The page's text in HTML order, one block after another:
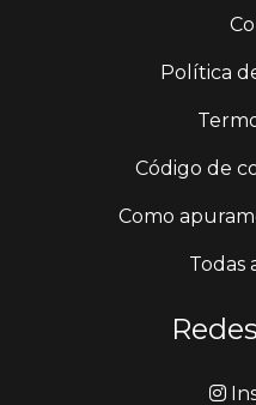
Política
Código de
Como
Todas